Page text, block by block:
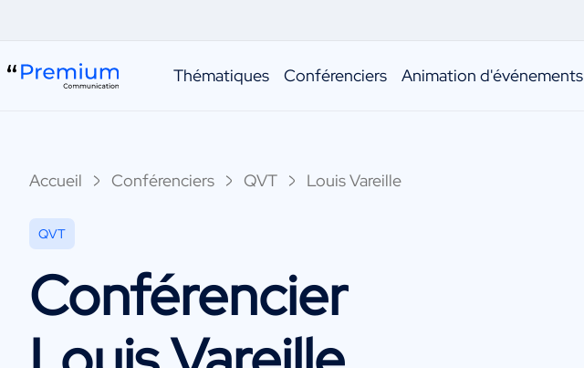
Thématiques Conférenciers Animation d'événements
Accueil Conférenciers QVT Louis Vareille
QVT
Conférencier